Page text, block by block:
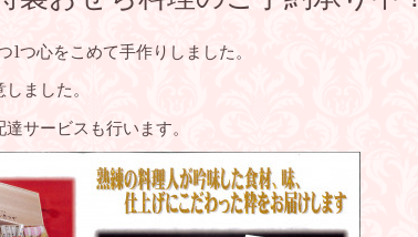
1つ心をこめて手作りしました。
ました。
サービスも行います。